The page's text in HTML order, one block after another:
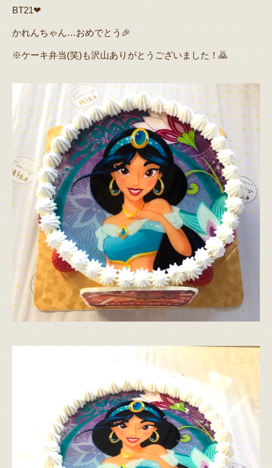
BT21❤
かれんちゃん…おめでとう🎉
※ケーキ弁当(笑)も沢山ありがとうございました！🙇